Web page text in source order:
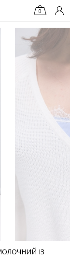
0
ІЗ